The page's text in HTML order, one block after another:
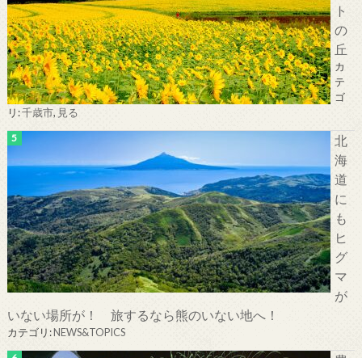
ト
の
丘
カ
テ
ゴ
リ:千歳市, 見る
北
海
道
に
も
ヒ
グ
マ
が
いない場所が！ 旅するなら熊のいない地へ！
カテゴリ:NEWS&TOPICS